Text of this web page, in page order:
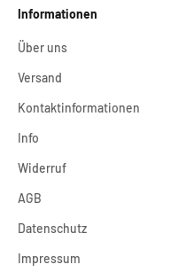
Informationen
Über uns
Versand
Kontaktinformationen
Info
Widerruf
AGB
Datenschutz
Impressum